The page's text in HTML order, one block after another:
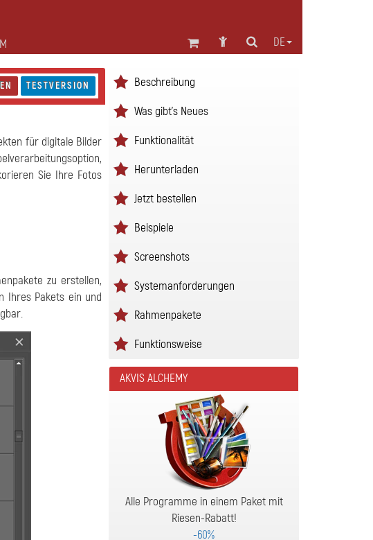
DE
TESTVERSION
für digitale Bilder
Sie Ihre Fotos
zu erstellen,
Ihres Pakets ein und
Beschreibung
Was gibt's Neues
Funktionalität
Herunterladen
Jetzt bestellen
Beispiele
Screenshots
Systemanforderungen
Rahmenpakete
Funktionsweise
AKVIS ALCHEMY
Alle Programme in einem Paket mit
Riesen-Rabatt!
-60%